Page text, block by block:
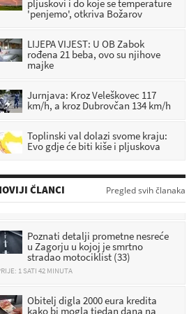
pljuskovi i do koje se temperature
'penjemo', otkriva Božarov
LIJEPA VIJEST: U OB Zabok
rođena 21 beba, ovo su njihove
majke
Jurnjava: Kroz Veleškovec 117
km/h, a kroz Dubrovčan 134 km/h
Toplinski val dolazi svome kraju:
Evo gdje će biti kiše i pljuskova
ČLANCI Pregled svih članaka
zbog smrti 71-godišnjeg
muškarca
1 SATI 10 MINUTA
Poznati detalji prometne nesreće
u Zagorju u kojoj je smrtno
stradao motociklist (33)
Obitelj digla 2000 eura kredita
kako bi mogla tjedan dana na